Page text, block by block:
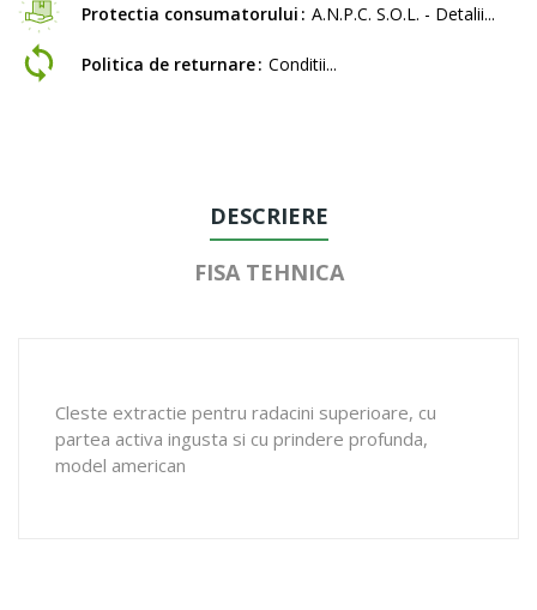
Protectia consumatorului A.N.P.C. S.O.L. - Detalii...
Politica de returnare Conditii...
DESCRIERE
FISA TEHNICA
Cleste extractie pentru radacini superioare, cu
partea activa ingusta si cu prindere profunda,
model american